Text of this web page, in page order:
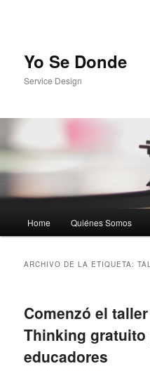
Yo Se Donde
Service Design
Ir al contenido principal
Ir al contenido secundario
Home Quiénes Somos
ARCHIVO DE LA ETIQUETA:
Comenzó el
Thinking gratuito
educadores